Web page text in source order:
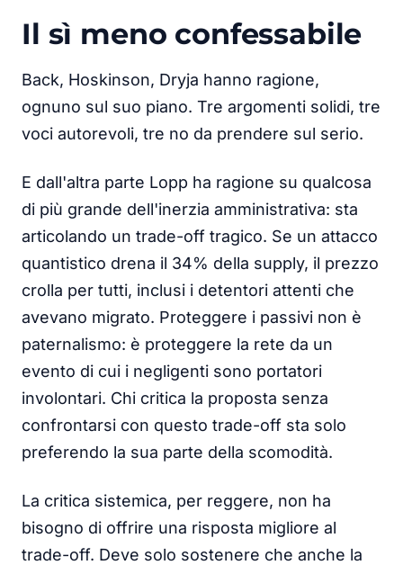
Il sì meno confessabile
Back, Hoskinson, Dryja hanno ragione,
ognuno sul suo piano. Tre argomenti solidi, tre
voci autorevoli, tre no da prendere sul serio.
E dall'altra parte Lopp ha ragione su qualcosa
di più grande dell'inerzia amministrativa: sta
articolando un trade-off tragico. Se un attacco
quantistico drena il 34% della supply, il prezzo
crolla per tutti, inclusi i detentori attenti che
avevano migrato. Proteggere i passivi non è
paternalismo: è proteggere la rete da un
evento di cui i negligenti sono portatori
involontari. Chi critica la proposta senza
confrontarsi con questo trade-off sta solo
preferendo la sua parte della scomodità.
La critica sistemica, per reggere, non ha
bisogno di offrire una risposta migliore al
trade-off. Deve solo sostenere che anche la